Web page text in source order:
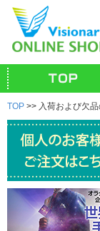
TOP >> 入荷および欠